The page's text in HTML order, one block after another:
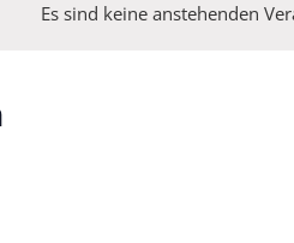
Es sind keine anstehenden